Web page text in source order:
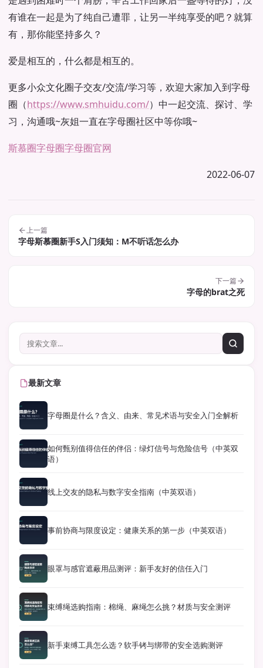
有谁在一起是为了纯自己遭罪，让另一半纯享受的吧？就算
有，那你能坚持多久？
爱是相互的，什么都是相互的。
更多小众文化圈子交友/交流/学习等，欢迎大家加入到字母
圈（https://www.smhuidu.com/）中一起交流、探讨、学
习，沟通哦~灰姐一直在字母圈社区中等你哦~
斯慕圈字母圈字母圈官网
2022-06-07
上一篇
字母斯慕圈新手S入门须知：M不听话怎么办
下一篇
字母的brat之死
最新文章
字母圈是什么？含义、由来、常见术语与安全入门全解析
如何甄别值得信任的伴侣：绿灯信号与危险信号（中英双
语）
线上交友的隐私与数字安全指南（中英双语）
事前协商与限度设定：健康关系的第一步（中英双语）
眼罩与感官遮蔽用品测评：新手友好的信任入门
束缚绳选购指南：棉绳、麻绳怎么挑？材质与安全测评
新手束缚工具怎么选？软手铐与绑带的安全选购测评